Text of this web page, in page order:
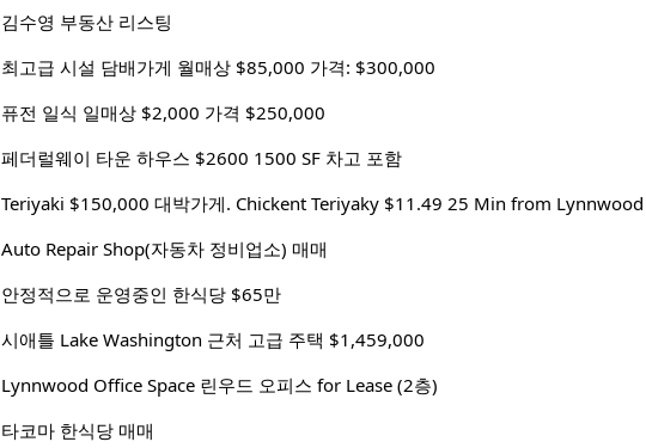
김수영 부동산 리스팅
최고급 시설 담배가게 월매상 $85,000 가격: $300,000
퓨전 일식 일매상 $2,000 가격 $250,000
페더럴웨이 타운 하우스 $2600 1500 SF 차고 포함
Teriyaki $150,000 대박가게. Chickent Teriyaky $11.49 25 Min from Lynnwood
Auto Repair Shop(자동차 정비업소) 매매
안정적으로 운영중인 한식당 $65만
시애틀 Lake Washington 근처 고급 주택 $1,459,000
Lynnwood Office Space 린우드 오피스 for Lease (2층)
타코마 한식당 매매